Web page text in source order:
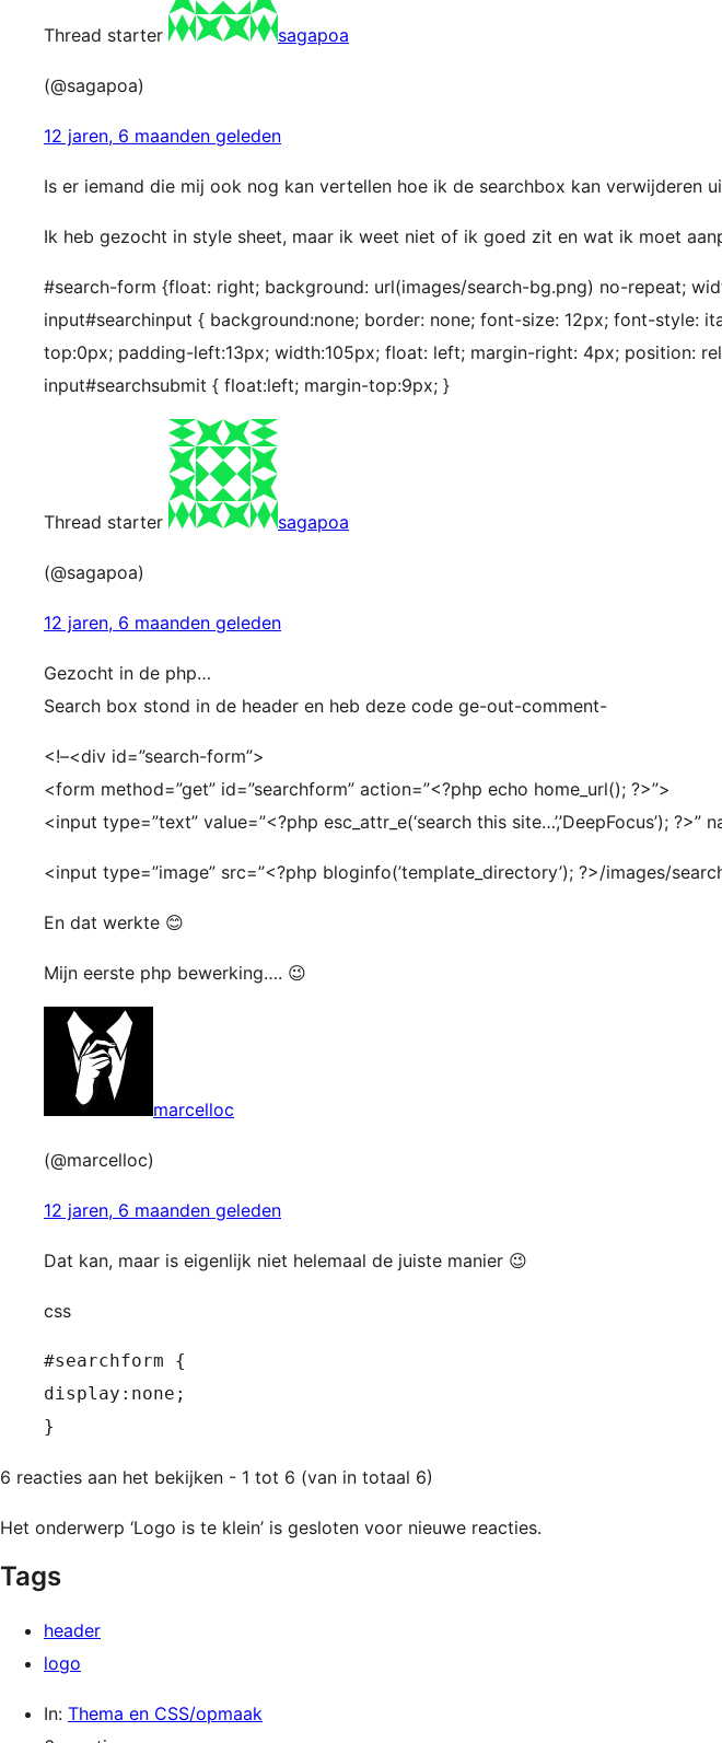
Thread starter sagapoa
(@sagapoa)
12 jaren, 6 maanden geleden
Is er iemand die mij ook nog kan vertellen hoe ik de searchbox kan verwijderen
Ik heb gezocht in style sheet, maar ik weet niet of ik goed zit en wat ik moet
#search-form {float: right; background: url(images/search-bg.png) no-repeat;
input#searchinput { background:none; border: none; font-size: 12px; font-style:
top:0px; padding-left:13px; width:105px; float: left; margin-right: 4px; position:
input#searchsubmit { float:left; margin-top:9px; }
Thread starter sagapoa
(@sagapoa)
12 jaren, 6 maanden geleden
Gezocht in de php…
Search box stond in de header en heb deze code ge-out-comment-
<!–<div id=”search-form”>
<form method=”get” id=”searchform” action=”<?php echo home_url(); ?>”>
<input type=”text” value=”<?php esc_attr_e(‘search this site…’,’DeepFocus’); ?>”
<input type=”image” src=”<?php bloginfo(’template_directory’); ?>/images/
En dat werkte 😊
Mijn eerste php bewerking…. 😉
marcelloc
(@marcelloc)
12 jaren, 6 maanden geleden
Dat kan, maar is eigenlijk niet helemaal de juiste manier 😉
css
#searchform {
display:none;
}
6 reacties aan het bekijken - 1 tot 6 (van in totaal 6)
Het onderwerp ‘Logo is te klein’ is gesloten voor nieuwe reacties.
Tags
header
logo
In: Thema en CSS/opmaak